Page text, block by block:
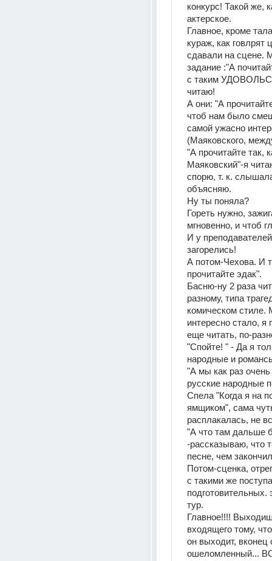
конкурс! Такой же,
актерское.
Главное, кроме
кураж, как говлрят
сдавали на сцене.
задание :"А
с таким
читаю!
А они: "А
чтоб нам было
самой ужасно
(Маяковского,
"А прочитайте так,
Маяковский"-я
спорю, т. к.
объясняю.
Ну ты поняла?
Гореть нужно,
мгновенно, и чтоб
И у
загорелись!
А потом-Чехова. И
прочитайте эдак".
Басню-ну 2 раза
разному, типа
комическом стиле.
интересно стало, я
еще читать, по-
"Спойте! " - Да я
народные и
"А мы как раз
русские народные
Спела "Когда я на
ямщиком", сама
расплакалась, не
"А что там дальше
-рассказываю, что
песне, чем
Потом-сценка,
с такими же
подготовительных.
тур.
Главное!!!!
входящего тому,
он выходит,
ошеломленный...